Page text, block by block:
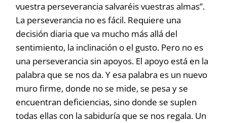
vuestra perseverancia salvaréis vuestras almas”.
La perseverancia no es fácil. Requiere una
decisión diaria que va mucho más allá del
sentimiento, la inclinación o el gusto. Pero no es
una perseverancia sin apoyos. El apoyo está en la
palabra que se nos da. Y esa palabra es un nuevo
muro firme, donde no se mide, se pesa y se
encuentran deficiencias, sino donde se suplen
todas ellas con la sabiduría que se nos regala. Un